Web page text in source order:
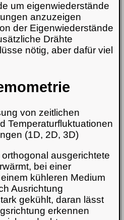
um eigenwiederstände
anzuzeigen
der Eigenwiederstände
Drähte
nötig, aber dafür viel
von zeitlichen
Temperaturfluktuationen
(1D, 2D, 3D)
ausgerichtete
bei einer
kühleren Medium
Ausrichtung
gekühlt, daran lässt
erkennen